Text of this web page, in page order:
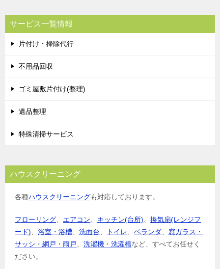
サービス一覧情報
片付け・掃除代行
不用品回収
ゴミ屋敷片付け(整理)
遺品整理
特殊清掃サービス
ハウスクリーニング
各種ハウスクリーニングも対応しております。
フローリング エアコン キッチン(台所)
換気扇(レンジフ
ード)
浴室・浴槽 洗面台 トイレ ベランダ
窓ガラス・
サッシ・網戸・雨戸
洗濯機・洗濯槽など、すべてお任せく
ださい。